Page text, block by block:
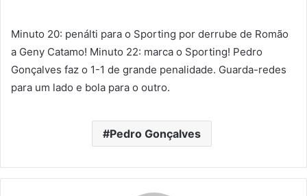
Minuto 20: penálti para o Sporting por derrube de Romão
a Geny Catamo! Minuto 22: marca o Sporting! Pedro
Gonçalves faz o 1-1 de grande penalidade. Guarda-redes
para um lado e bola para o outro.
Pedro Gonçalves